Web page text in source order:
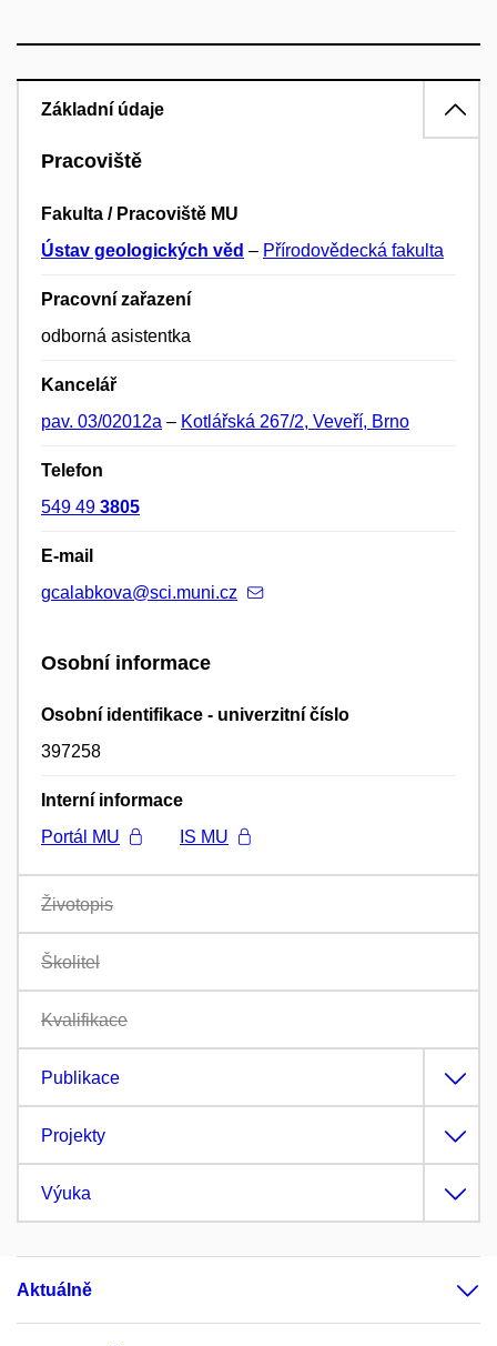
Základní údaje
Pracoviště
Fakulta / Pracoviště MU
Ústav geologických věd – Přírodovědecká fakulta
Pracovní zařazení
odborná asistentka
Kancelář
pav. 03/02012a – Kotlářská 267/2, Veveří, Brno
Telefon
549 49 3805
E-mail
gcalabkova@sci.muni.cz
Osobní informace
Osobní identifikace - univerzitní číslo
397258
Interní informace
Portál MU
IS MU
Životopis
Školitel
Kvalifikace
Publikace
Projekty
Výuka
Aktuálně